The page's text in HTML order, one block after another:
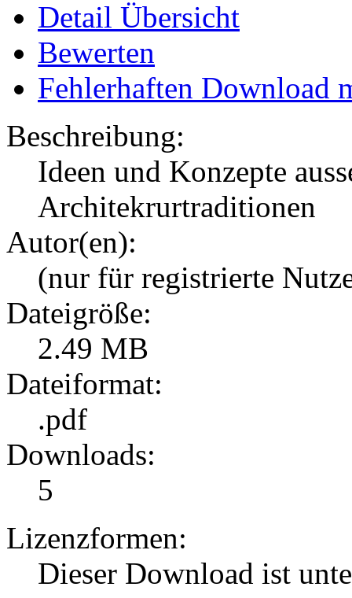
Detail Übersicht
Bewerten
Fehlerhaften Download
Beschreibung:
Ideen und Konzepte
Architekrurtraditionen
Autor(en):
(nur für registrierte
Dateigröße:
2.49 MB
Dateiformat:
.pdf
Downloads:
5
Lizenzformen:
Dieser Download ist